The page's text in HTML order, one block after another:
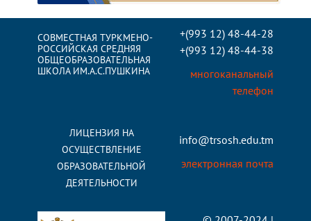
СОВМЕСТНАЯ ТУРКМЕНО-
РОССИЙСКАЯ СРЕДНЯЯ
ОБЩЕОБРАЗОВАТЕЛЬНАЯ
ШКОЛА ИМ.А.С.ПУШКИНА
ЛИЦЕНЗИЯ НА
ОСУЩЕСТВЛЕНИЕ
ОБРАЗОВАТЕЛЬНОЙ
ДЕЯТЕЛЬНОСТИ
+(993 12) 48-44-28
+(993 12) 48-44-38
многоканальный
телефон
info@trsosh.edu.tm
электронная почта